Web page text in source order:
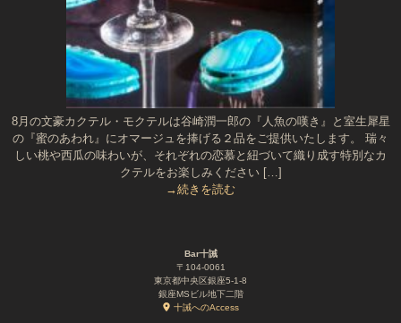
8月の文豪カクテル・モクテルは谷崎潤一郎の『人魚の嘆き』と室生犀星
の『蜜のあわれ』にオマージュを捧げる２品をご提供いたします。 瑞々
しい桃や西瓜の味わいが、それぞれの恋慕と紐づいて織り成す特別なカ
クテルをお楽しみください […]
→続きを読む
Bar十誡
〒104-0061
東京都中央区銀座5-1-8
銀座MSビル地下二階
十誡へのAccess